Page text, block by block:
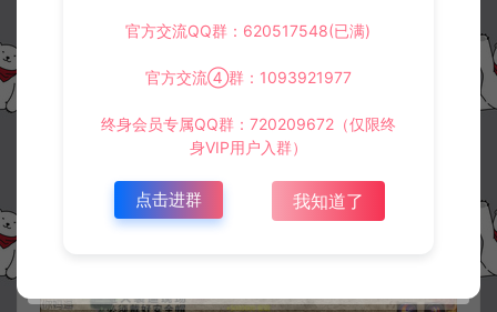
官方交流QQ群：620517548(已满)
官方交流④群：1093921977
终身会员专属QQ群：720209672（仅限终
身VIP用户入群）
点击进群 我知道了